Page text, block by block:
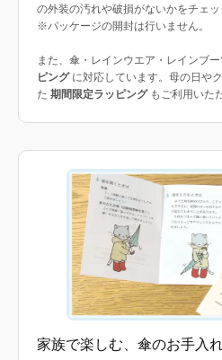
の外装の汚れや破損がないかをチェッ
※パッケージの開封は行いません。
また、傘・レインウエア・レインブ
ピングに対応しています。母の日や
た 期間限定ラッピングもご利用いた
家族で楽しむ、傘のお手入